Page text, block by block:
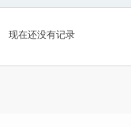
现在还没有记录